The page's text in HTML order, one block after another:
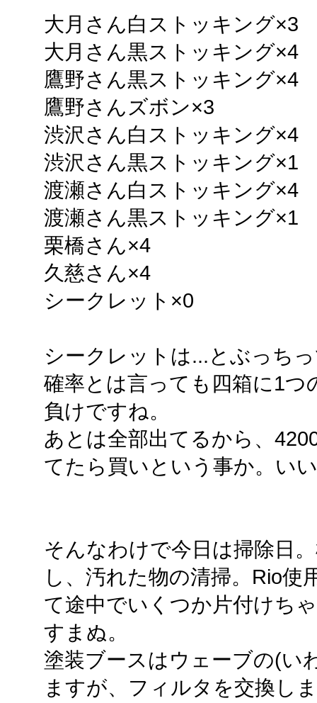
大月さん白ストッキング×3
大月さん黒ストッキング×4
鷹野さん黒ストッキング×4
鷹野さんズボン×3
渋沢さん白ストッキング×4
渋沢さん黒ストッキング×1
渡瀬さん白ストッキング×4
渡瀬さん黒ストッキング×1
栗橋さん×4
久慈さん×4
シークレット×0
シークレットは...とぶっち
確率とは言っても四箱に1
負けですね。
あとは全部出てるから、
てたら買いという事か。い
そんなわけで今日は掃除日
し、汚れた物の清掃。Rio使
て途中でいくつか片付けち
すまぬ。
塗装ブースはウェーブの(い
ますが、フィルタを交換し